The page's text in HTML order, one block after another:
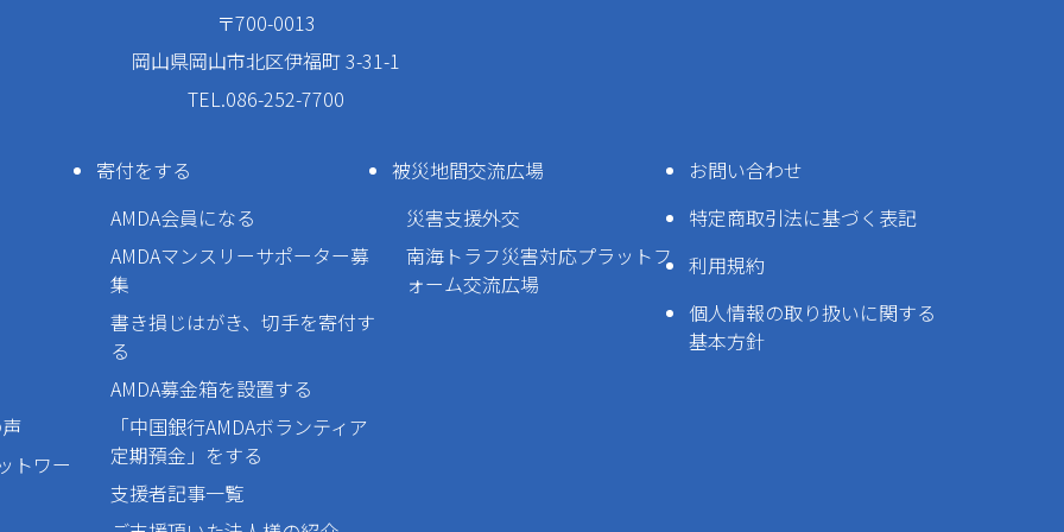
〒700-0013
岡山県岡山市北区伊福町 3-31-1
TEL.086-252-7700
トワー
寄付をする
AMDA会員になる
AMDAマンスリーサポーター募
集
書き損じはがき、切手を寄付す
る
AMDA募金箱を設置する
「中国銀行AMDAボランティア
定期預金」をする
支援者記事一覧
被災地間交流広場
災害支援外交
南海トラフ災害対応プラットフ
ォーム交流広場
お問い合わせ
特定商取引法に基づく表記
利用規約
個人情報の取り扱いに関する
基本方針